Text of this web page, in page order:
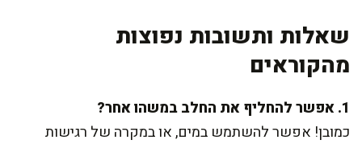
שאלות ותשובות נפוצות
מהקוראים
1. אפשר להחליף את החלב במשהו אחר?
כמובן! אפשר להשתמש במים, או במקרה של רגישות